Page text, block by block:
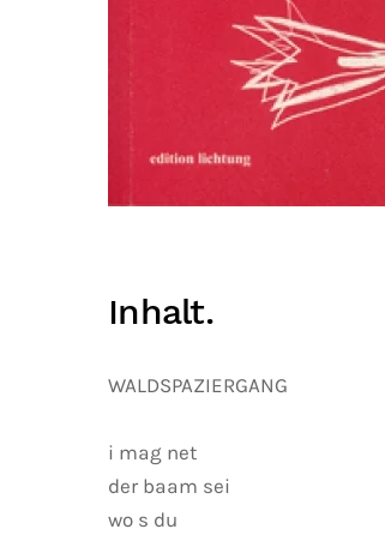
Inhalt.
WALDSPAZIERGANG
i mag net
der baam sei
wo s du